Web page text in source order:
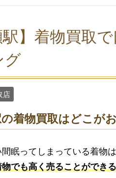
駅】着物買取
グ
店
着物買取はどこが
眠ってしまっている着物
でも高く売ることができる